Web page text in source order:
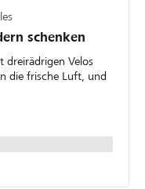
schenken
frische Luft, und